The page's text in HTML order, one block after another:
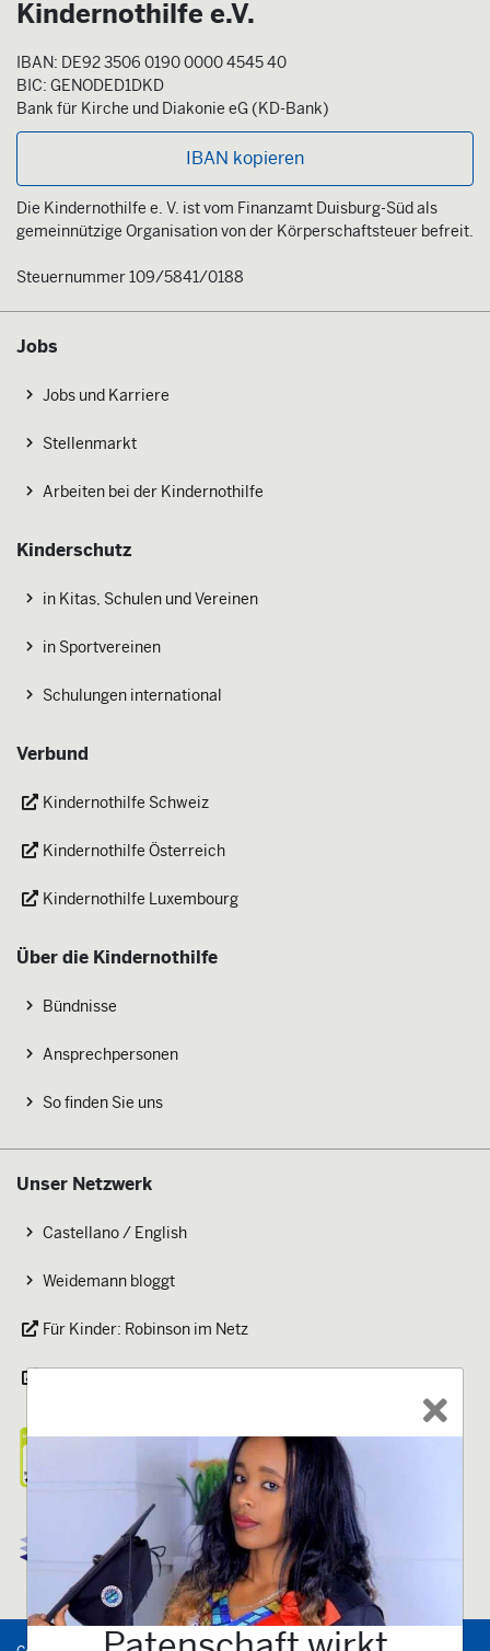
Kindernothilfe e.V.
IBAN: DE92 3506 0190 0000 4545 40
BIC: GENODED1DKD
Bank für Kirche und Diakonie eG (KD-Bank)
IBAN kopieren
Die Kindernothilfe e. V. ist vom Finanzamt Duisburg-Süd als
gemeinnützige Organisation von der Körperschaftsteuer befreit.
Steuernummer 109/5841/0188
Jobs
Jobs und Karriere
Stellenmarkt
Arbeiten bei der Kindernothilfe
Kinderschutz
in Kitas, Schulen und Vereinen
in Sportvereinen
Schulungen international
Verbund
Kindernothilfe Schweiz
Kindernothilfe Österreich
Kindernothilfe Luxembourg
Über die Kindernothilfe
Bündnisse
Ansprechpersonen
So finden Sie uns
Unser Netzwerk
Castellano / English
Weidemann bloggt
Für Kinder: Robinson im Netz